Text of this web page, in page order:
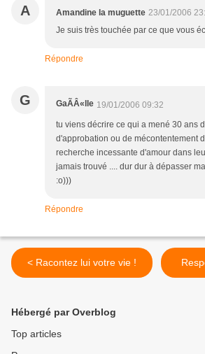
A Amandine la muguette 23/01/2006
Je suis très touchée par ce que vous
Répondre
G GaÃÂ«lle 19/01/2006 09:32
tu viens décrire ce qui a mené 30 ans
d'approbation ou de mécontentement
recherche incessante d'amour dans
jamais trouvé .... dur dur à dépasser
:o)))
Répondre
< Racontez lui votre vie !
Hébergé par Overblog
Top articles